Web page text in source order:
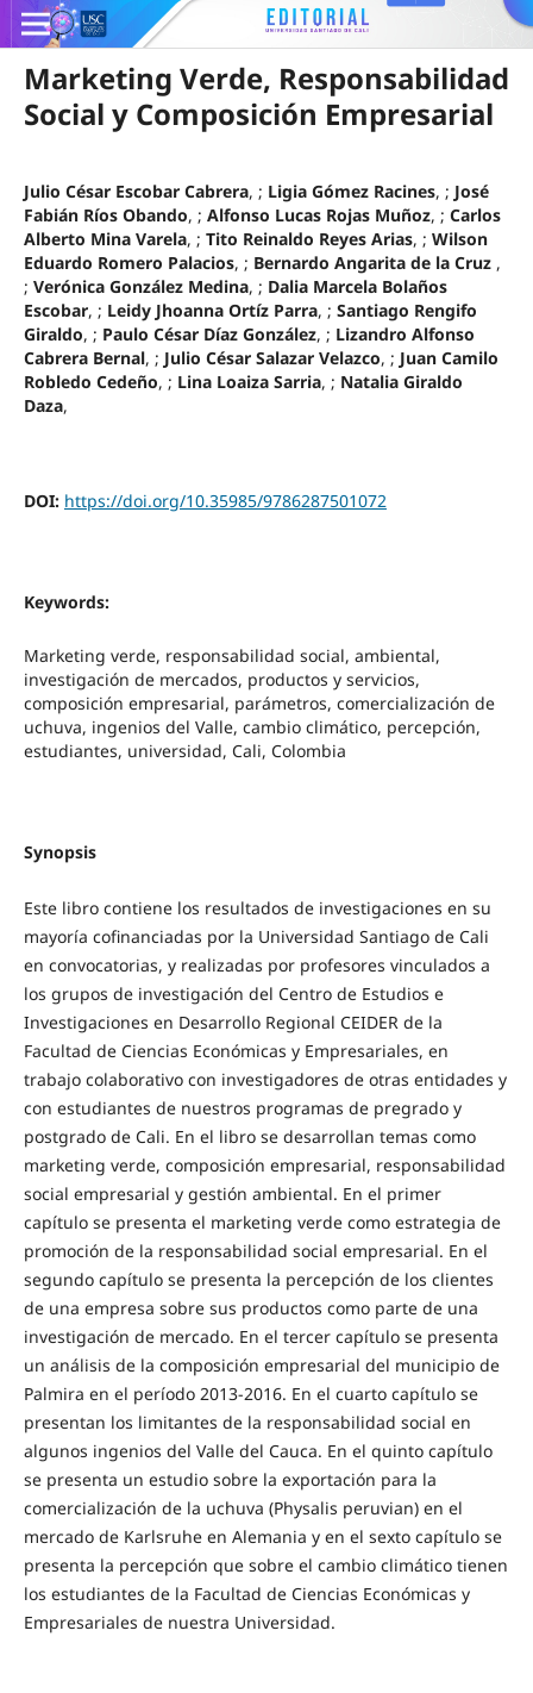
Marketing Verde, Responsabilidad
Social y Composición Empresarial
Julio César Escobar Cabrera, ; Ligia Gómez Racines, ; José
Fabián Ríos Obando, ; Alfonso Lucas Rojas Muñoz, ; Carlos
Alberto Mina Varela, ; Tito Reinaldo Reyes Arias, ; Wilson
Eduardo Romero Palacios, ; Bernardo Angarita de la Cruz ,
; Verónica González Medina, ; Dalia Marcela Bolaños
Escobar, ; Leidy Jhoanna Ortíz Parra, ; Santiago Rengifo
Giraldo, ; Paulo César Díaz González, ; Lizandro Alfonso
Cabrera Bernal, ; Julio César Salazar Velazco, ; Juan Camilo
Robledo Cedeño, ; Lina Loaiza Sarria, ; Natalia Giraldo
Daza,
DOI: https://doi.org/10.35985/9786287501072
Keywords:
Marketing verde, responsabilidad social, ambiental,
investigación de mercados, productos y servicios,
composición empresarial, parámetros, comercialización de
uchuva, ingenios del Valle, cambio climático, percepción,
estudiantes, universidad, Cali, Colombia
Synopsis
Este libro contiene los resultados de investigaciones en su
mayoría cofinanciadas por la Universidad Santiago de Cali
en convocatorias, y realizadas por profesores vinculados a
los grupos de investigación del Centro de Estudios e
Investigaciones en Desarrollo Regional CEIDER de la
Facultad de Ciencias Económicas y Empresariales, en
trabajo colaborativo con investigadores de otras entidades y
con estudiantes de nuestros programas de pregrado y
postgrado de Cali. En el libro se desarrollan temas como
marketing verde, composición empresarial, responsabilidad
social empresarial y gestión ambiental. En el primer
capítulo se presenta el marketing verde como estrategia de
promoción de la responsabilidad social empresarial. En el
segundo capítulo se presenta la percepción de los clientes
de una empresa sobre sus productos como parte de una
investigación de mercado. En el tercer capítulo se presenta
un análisis de la composición empresarial del municipio de
Palmira en el período 2013-2016. En el cuarto capítulo se
presentan los limitantes de la responsabilidad social en
algunos ingenios del Valle del Cauca. En el quinto capítulo
se presenta un estudio sobre la exportación para la
comercialización de la uchuva (Physalis peruvian) en el
mercado de Karlsruhe en Alemania y en el sexto capítulo se
presenta la percepción que sobre el cambio climático tienen
los estudiantes de la Facultad de Ciencias Económicas y
Empresariales de nuestra Universidad.